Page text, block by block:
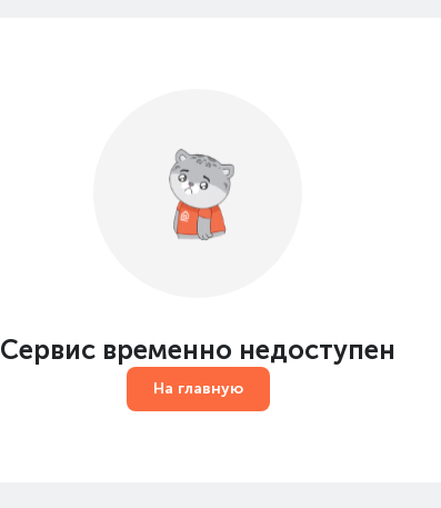
Сервис временно недоступен
На главную